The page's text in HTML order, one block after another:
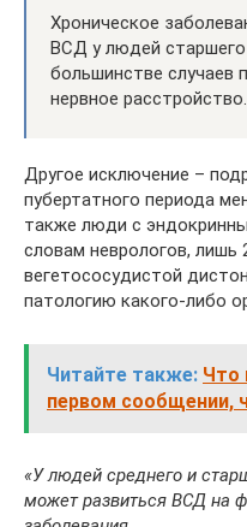
Хроническое
ВСД у людей старшего
большинстве случаев
нервное расстройство.
Другое исключение –
пубертатного периода
также люди с
словам неврологов, лишь
вегетососудистой
патологию какого-либо
Читайте также: Что
первом сообщении,
«У людей среднего и
может развиться ВСД на